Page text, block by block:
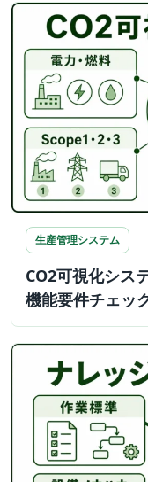
生産管理システム
CO2可視化シス
機能要件チェッ